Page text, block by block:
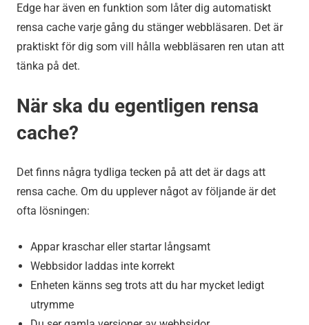
Edge har även en funktion som låter dig automatiskt
rensa cache varje gång du stänger webbläsaren. Det är
praktiskt för dig som vill hålla webbläsaren ren utan att
tänka på det.
När ska du egentligen rensa
cache?
Det finns några tydliga tecken på att det är dags att
rensa cache. Om du upplever något av följande är det
ofta lösningen:
Appar kraschar eller startar långsamt
Webbsidor laddas inte korrekt
Enheten känns seg trots att du har mycket ledigt
utrymme